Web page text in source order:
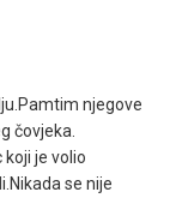
njegove
čovjeka.
koji je volio
se nije